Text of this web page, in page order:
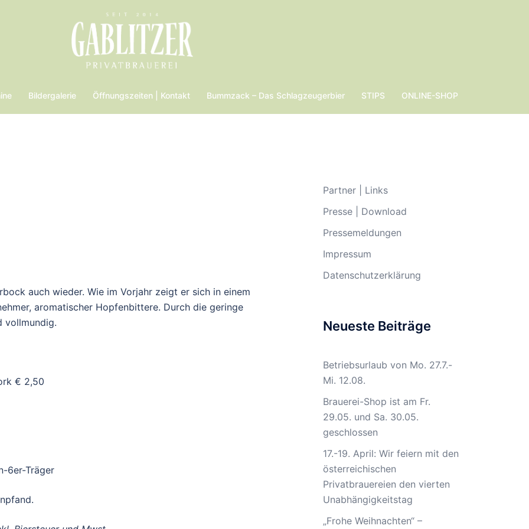
Bildergalerie Öffnungszeiten | Kontakt Bummzack – Das Schlagzeugerbier STIPS ONLINE-SHOP
auch wieder. Wie im Vorjahr zeigt er sich in einem
aromatischer Hopfenbittere. Durch die geringe
vollmundig.
€ 2,50
6er-Träger
Partner | Links
Presse | Download
Pressemeldungen
Impressum
Datenschutzerklärung
Neueste Beiträge
Betriebsurlaub von Mo. 27.7.-
Mi. 12.08.
Brauerei-Shop ist am Fr.
29.05. und Sa. 30.05.
geschlossen
17.-19. April: Wir feiern mit den
österreichischen
Privatbrauereien den vierten
Unabhängigkeitstag
„Frohe Weihnachten“ –